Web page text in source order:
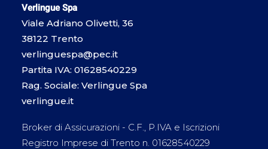
Verlingue Spa
Viale Adriano Olivetti, 36
38122 Trento
verlinguespa@pec.it
Partita IVA: 01628540229
Rag. Sociale: Verlingue Spa
verlingue.it
Broker di Assicurazioni - C.F., P.IVA e Iscrizioni
Registro Imprese di Trento n. 01628540229